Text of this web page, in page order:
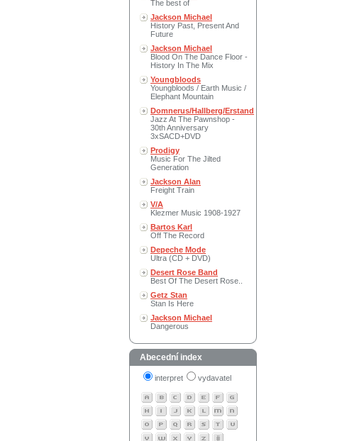
The best of
Jackson Michael
History Past, Present And
Future
Jackson Michael
Blood On The Dance Floor -
History In The Mix
Youngbloods
Youngbloods / Earth Music /
Elephant Mountain
Domnerus/Hallberg/Erstand
Jazz At The Pawnshop -
30th Anniversary
3xSACD+DVD
Prodigy
Music For The Jilted
Generation
Jackson Alan
Freight Train
V/A
Klezmer Music 1908-1927
Bartos Karl
Off The Record
Depeche Mode
Ultra (CD + DVD)
Desert Rose Band
Best Of The Desert Rose..
Getz Stan
Stan Is Here
Jackson Michael
Dangerous
Abecední index
interpret vydavatel